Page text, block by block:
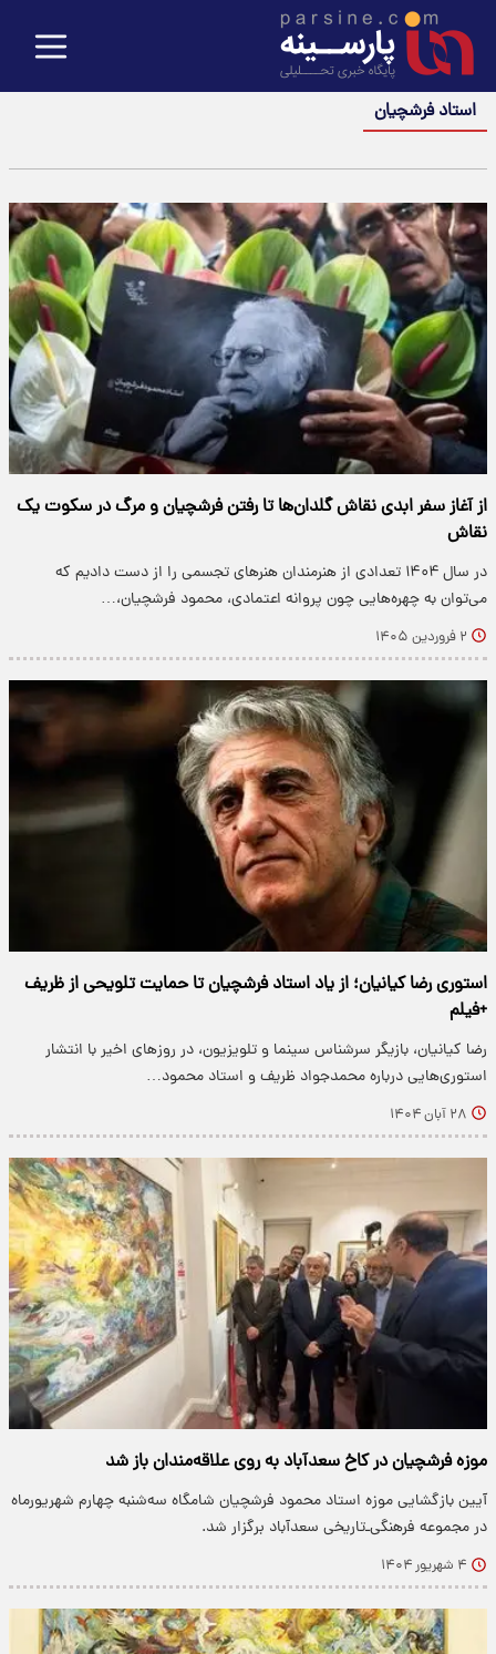
استاد فرشچیان
از آغاز سفر ابدی نقاش گلدان‌ها تا رفتن فرشچیان و مرگ در سکوت یک
نقاش
در سال ۱۴۰۴ تعدادی از هنرمندان هنرهای تجسمی را از دست دادیم که
می‌توان به چهره‌هایی چون پروانه اعتمادی، محمود فرشچیان،…
۲ فروردین ۱۴۰۵
استوری رضا کیانیان؛ از یاد استاد فرشچیان تا حمایت تلویحی از ظریف
+فیلم
رضا کیانیان، بازیگر سرشناس سینما و تلویزیون، در روزهای اخیر با انتشار
استوری‌هایی درباره محمدجواد ظریف و استاد محمود…
۲۸ آبان ۱۴۰۴
موزه فرشچیان در کاخ سعدآباد به روی علاقه‌مندان باز شد
آیین بازگشایی موزه استاد محمود فرشچیان شامگاه سه‌شنبه چهارم شهریورماه
در مجموعه فرهنگی‌ـ‌تاریخی سعدآباد برگزار شد.
۴ شهریور ۱۴۰۴